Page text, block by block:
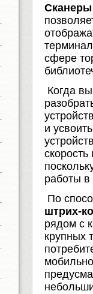
сфере
Когда
и
работы в
По
штрих-
рядом с
крупных